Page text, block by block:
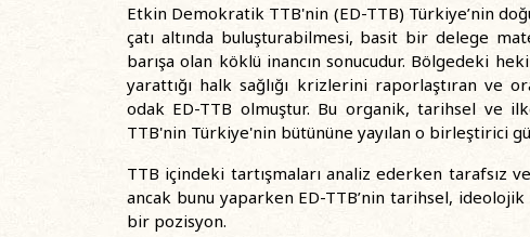
Etkin Demokratik TTB'nin (ED-TTB) Türkiye’nin
çatı altında buluşturabilmesi, basit bir delege
barışa olan köklü inancın sonucudur. Bölgedeki
yarattığı halk sağlığı krizlerini raporlaştıran ve
odak ED-TTB olmuştur. Bu organik, tarihsel ve
TTB'nin Türkiye'nin bütününe yayılan o birleştirici
TTB içindeki tartışmaları analiz ederken tarafsız
ancak bunu yaparken ED-TTB’nin tarihsel,
bir pozisyon.